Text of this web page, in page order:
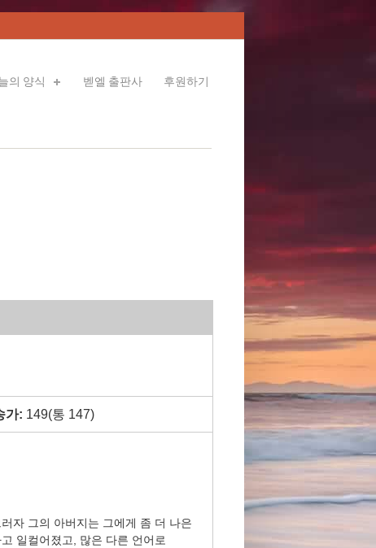
의 양식 벧엘 출판사 후원하기
가: 149(통 147)
자 그의 아버지는 그에게 좀 더 나은
일컬어졌고, 많은 다른 언어로